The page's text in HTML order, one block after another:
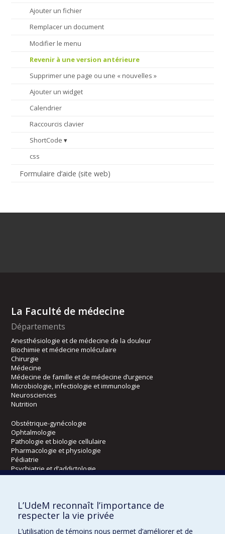
Ajouter un fichier
Remplacer un document
Modifier le menu
Revenir à une version antérieure
Supprimer une page ou une « nouvelles »
Ajouter un widget
Calendrier
Raccourcis clavier
ShortCode
css
Formulaire d’aide (site web)
La Faculté de médecine
Départements
Anesthésiologie et de médecine de la douleur
Biochimie et médecine moléculaire
Chirurgie
Médecine
Médecine de famille et de médecine d’urgence
Microbiologie, infectiologie et immunologie
Neurosciences
Nutrition
Obstétrique-gynécologie
Ophtalmologie
Pathologie et biologie cellulaire
Pharmacologie et physiologie
Pédiatrie
Psychiatrie et d’addictologie
Radiologie, radio-oncologie et médecine nucléaire
Écoles
L’UdeM reconnaît l’importance de
respecter la vie privée
L’utilisation de témoins nous permet d’améliorer et de